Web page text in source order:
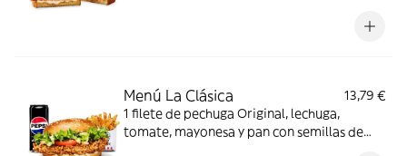
Menú La Clásica
13,79 €
1 filete de pechuga Original, lechuga,
tomate, mayonesa y pan con semillas de